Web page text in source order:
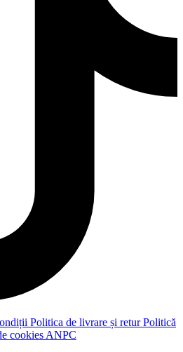
Politica de livrare și returPolitică
cookies ANPC